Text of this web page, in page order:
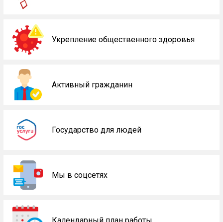
Укрепление общественного здоровья
Активный гражданин
Государство для людей
Мы в соцсетях